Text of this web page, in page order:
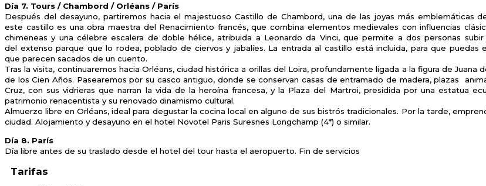
Día 7. Tours / Chambord / Orléans / París
Después del desayuno, partiremos hacia el majestuoso Castillo de Chambord, una de las joyas más emblemáticas
este castillo es una obra maestra del Renacimiento francés, que combina elementos medievales con influencias
chimeneas y una célebre escalera de doble hélice, atribuida a Leonardo da Vinci, que permite a dos personas
del extenso parque que lo rodea, poblado de ciervos y jabalíes. La entrada al castillo está incluida, para que puedas
que parecen sacados de un cuento.
Tras la visita, continuaremos hacia Orléans, ciudad histórica a orillas del Loira, profundamente ligada a la figura de
de los Cien Años. Pasearemos por su casco antiguo, donde se conservan casas de entramado de madera, plazas
Cruz, con sus vidrieras que narran la vida de la heroína francesa, y la Plaza del Martroi, presidida por una estatua
patrimonio renacentista y su renovado dinamismo cultural.
Almuerzo libre en Orléans, ideal para degustar la cocina local enalguno de sus bistrós tradicionales. Por la tarde,
ciudad. Alojamiento y desayuno en el hotel Novotel Paris Suresnes Longchamp (4*) o similar.
Día 8. París
Día libre antes de su traslado desde el hotel del tour hasta el aeropuerto. Fin de servicios
Tarifas